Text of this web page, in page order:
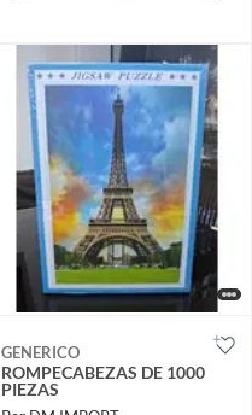
GENERICO
ROMPECABEZAS DE 1000
PIEZAS